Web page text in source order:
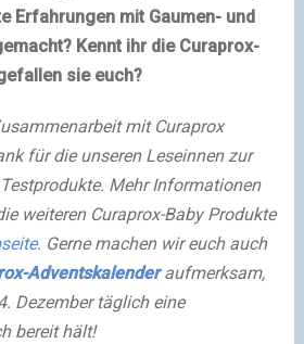
Erfahrungen mit Gaumen- und
Kennt ihr die Curaprox-
sie euch?
mit Curaprox
für die unseren Leseinnen zur
Mehr Informationen
weiteren Curaprox-Baby Produkte
. Gerne machen wir euch auch
Adventskalenderaufmerksam,
Dezember täglich eine
bereit hält!